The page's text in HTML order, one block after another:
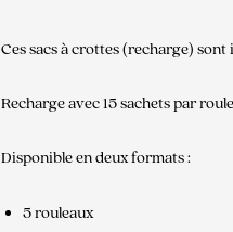
Ces sacs à crottes (recharge)
Recharge avec 15 sachets par
Disponible en deux formats :
5 rouleaux